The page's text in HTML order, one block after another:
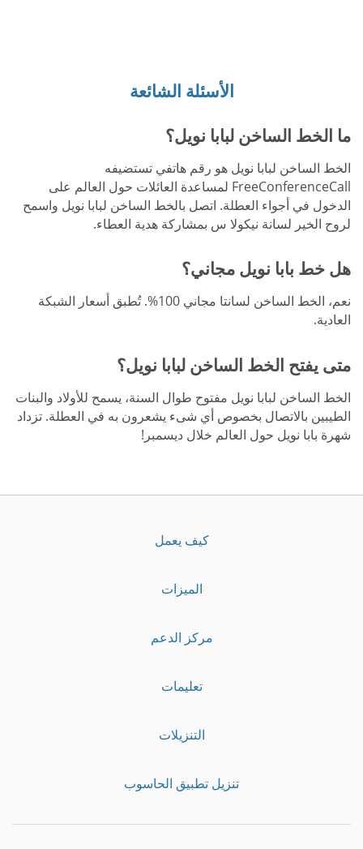
الأسئلة الشائعة
ما الخط الساخن لبابا نويل؟
الخط الساخن لبابا نويل هو رقم هاتفي تستضيفه
FreeConferenceCall لمساعدة العائلات حول العالم على
الدخول في أجواء العطلة. اتصل بالخط الساخن لبابا نويل واسمح
لروح الخير لسانة نيكولا س بمشاركة هدية العطاء.
هل خط بابا نويل مجاني؟
نعم، الخط الساخن لسانتا مجاني 100%. تُطبق أسعار الشبكة
العادية.
متى يفتح الخط الساخن لبابا نويل؟
الخط الساخن لبابا نويل مفتوح طوال السنة، يسمح للأولاد والبنات
الطيبين بالاتصال بخصوص أي شىء يشعرون به في العطلة. تزداد
شهرة بابا نويل حول العالم خلال ديسمبر!
كيف يعمل
الميزات
مركز الدعم
تعليمات
التنزيلات
تنزيل تطبيق الحاسوب